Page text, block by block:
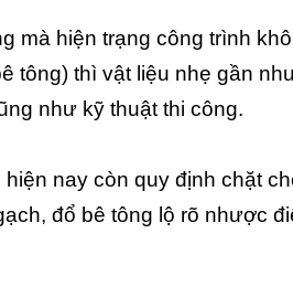
mà hiện trạng công trình
tông) thì vật liệu nhẹ gần
như kỹ thuật thi công.
nay còn quy định chặt
đổ bê tông lộ rõ nhược